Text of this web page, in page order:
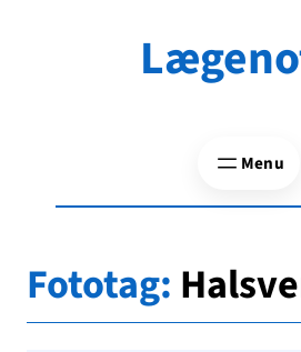
Fototag: